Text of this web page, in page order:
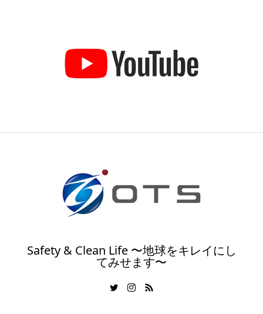
Safety & Clean Life 〜地球をキレイにし
てみせます〜